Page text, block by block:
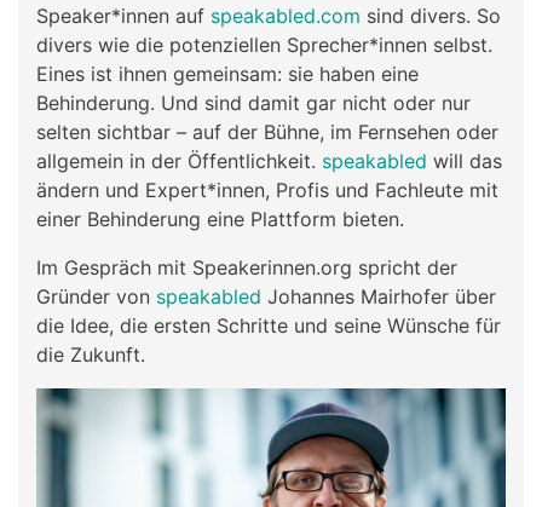
Speaker*innen auf speakabled.com sind divers. So
divers wie die potenziellen Sprecher*innen selbst.
Eines ist ihnen gemeinsam: sie haben eine
Behinderung. Und sind damit gar nicht oder nur
selten sichtbar – auf der Bühne, im Fernsehen oder
allgemein in der Öffentlichkeit. speakabled will das
ändern und Expert*innen, Profis und Fachleute mit
einer Behinderung eine Plattform bieten.
Im Gespräch mit Speakerinnen.org spricht der
Gründer von speakabled Johannes Mairhofer über
die Idee, die ersten Schritte und seine Wünsche für
die Zukunft.